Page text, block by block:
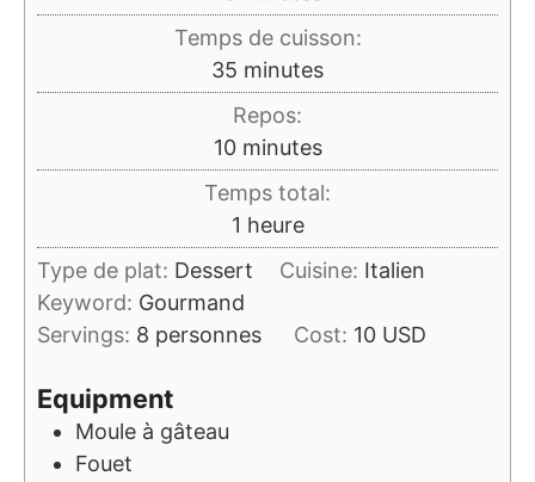
Temps de cuisson:
35 minutes
minutes
Repos:
10minutes
minutes
Temps total:
1 heure
heure
Type de plat: Dessert Cuisine: Italien
Keyword: Gourmand
Servings: 8 personnes Cost: 10 USD
Equipment
Moule à gâteau
Fouet